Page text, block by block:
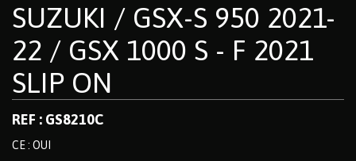
SUZUKI / GSX-S 950 2021-
22 / GSX 1000 S - F 2021
SLIP ON
REF : GS8210C
CE : OUI